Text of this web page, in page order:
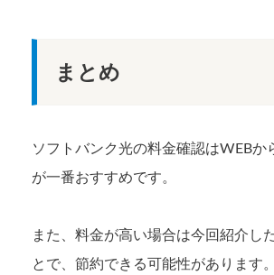
まとめ
ソフトバンク光の料金確認はWEBか
が一番おすすめです。
また、料金が高い場合は今回紹介し
とで、節約できる可能性があります。